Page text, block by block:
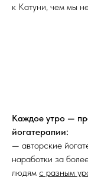
к Катуни, чем мы
Каждое утро —
йогатерапии:
— авторские
наработки за
людям с разным